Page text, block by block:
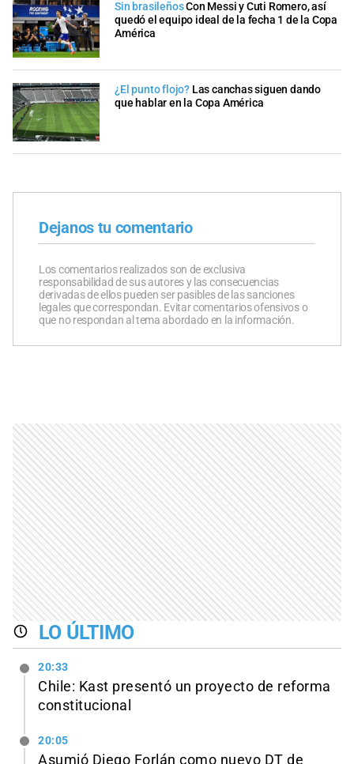
Sin brasileñosCon Messi y Cuti Romero, así
quedó el equipo ideal de la fecha 1 de la Copa
América
¿El punto flojo? Las canchas siguen dando
que hablar en la Copa América
Dejanos tu comentario
Los comentarios realizados son de exclusiva
responsabilidad de sus autores y las consecuencias
derivadas de ellos pueden ser pasibles de las sanciones
legales que correspondan. Evitar comentarios ofensivos o
que no respondan al tema abordado en la información.
LO ÚLTIMO
20:33
Chile: Kast presentó un proyecto de reforma
constitucional
20:05
Asumió Diego Forlán como nuevo DT de